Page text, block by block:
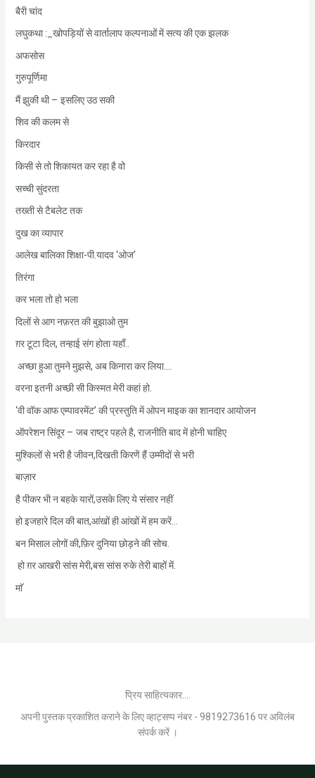
बैरी चांद
लघुकथा :_खोपड़ियों से वार्तालाप कल्पनाओं में सत्य की एक झलक
अफसोस
गुरुपूर्णिमा
मैं झुकी थी – इसलिए उठ सकी
शिव की कलम से
किरदार
किसी से तो शिकायत कर रहा है वो
सच्ची सुंदरता
तख्ती से टैबलेट तक
दुख का व्यापार
आलेख बालिका शिक्षा-पी.यादव ‘ओज’
तिरंगा
कर भला तो हो भला
दिलों से आग नफ़रत की बुझाओ तुम
ग़र टूटा दिल, तन्हाई संग होता यहाँ..
अच्छा हुआ तुमने मुझसे, अब किनारा कर लिया….
वरना इतनी अच्छी सी किस्मत मेरी कहां हो.
‘वी वॉक आफ एम्पावरमेंट’ की प्रस्तुति में ओपन माइक का शानदार आयोजन
ऑपरेशन सिंदूर – जब राष्ट्र पहले है, राजनीति बाद में होनी चाहिए
मुश्किलों से भरी है जीवन,दिखती किरणें हैं उम्मीदों से भरी
बाज़ार
है पीकर भी न बहके यारों,उसके लिए ये संसार नहीं
हो इजहारे दिल की बात,आंखों ही आंखों में हम करें…
बन मिसाल लोगों की,फ़िर दुनिया छोड़ने की सोच.
हो ग़र आखरी सांस मेरी,बस सांस रुके तेरी बाहों में.
माॅ
प्रिय साहित्यकार....
अपनी पुस्तक प्रकाशित कराने के लिए व्हाट्सप्प नंबर - 9819273616 पर अविलंब
संपर्क करें ।